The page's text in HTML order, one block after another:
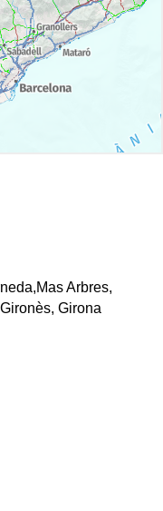
Arbres,
Girona